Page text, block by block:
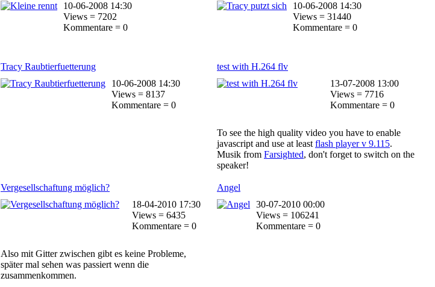
10-06-2008 14:30
Views = 7202
Kommentare = 0
10-06-2008 14:30
Views = 31440
Kommentare = 0
Tracy Raubtierfuetterung
10-06-2008 14:30
Views = 8137
Kommentare = 0
test with H.264 flv
13-07-2008 13:00
Views = 7716
Kommentare = 0
To see the high quality video you have to enable
javascript and use at least flash player v 9.115.
Musik from Farsighted, don't forget to switch on the
speaker!
Vergesellschaftung möglich?
18-04-2010 17:30
Views = 6435
Kommentare = 0
Also mit Gitter zwischen gibt es keine Probleme,
später mal sehen was passiert wenn die
zusammenkommen.
Angel
30-07-2010 00:00
Views = 106241
Kommentare = 0